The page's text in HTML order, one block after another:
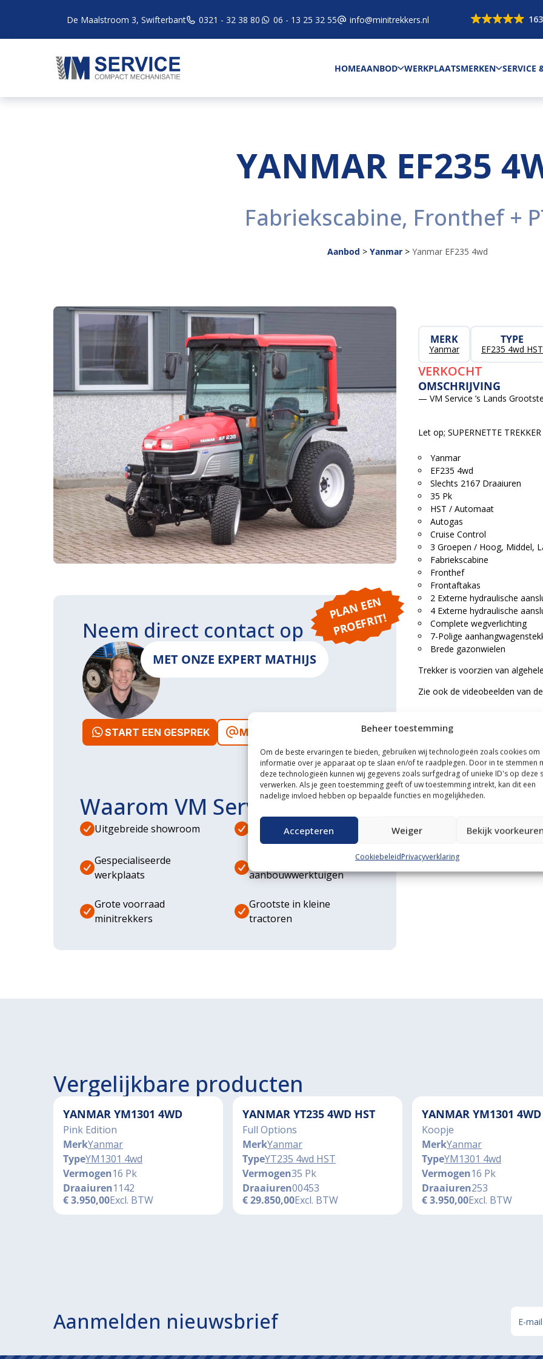
Beheer toestemming
Om de beste ervaringen te bieden, gebruiken wij technologieën zoals cookies om
informatie over je apparaat op te slaan en/of te raadplegen. Door in te stemmen
deze technologieën kunnen wij gegevens zoals surfgedrag of unieke ID's op deze
verwerken. Als je geen toestemming geeft of uw toestemming intrekt, kan dit een
nadelige invloed hebben op bepaalde functies en mogelijkheden.
Accepteren Weiger Bekijk
CookiebeleidPrivacyverklaring
De Maalstroom 3, Swifterbant 0321 - 32 38 80 06 - 13 25 32 55 info@minitrekkers.nl
HOMEAANBOD WERKPLAATSMERKEN SERVICE
YANMAR EF235
Fabriekscabine, Fronthef +
Aanbod > Yanmar> Yanmar EF235 4wd
MERK
Yanmar
TYPE
EF235 4wd HST
VERKOCHT
OMSCHRIJVING
— VM Service ’s Lands
Let op; SUPERNETTE
Yanmar
EF235 4wd
Slechts 2167 Draaiuren
35 Pk
HST / Automaat
Autogas
Cruise Control
3 Groepen / Hoog, Middel,
Fabriekscabine
Fronthef
Frontaftakas
2 Externe hydraulische
4 Externe hydraulische
Complete wegverlichting
7-Polige
Brede gazonwielen
Trekker is voorzien van
Zie ook de videobeelden van
P
L
A
N
E
E
N
P
R
O
E
F
RI
T!
Neem direct contact op
MET ONZE EXPERT MATHIJS
START EEN GESPREK MAIL ONS
Waarom VM Service
Uitgebreide showroom Eigen transportservice
Gespecialiseerde
werkplaats
aanbouwwerktuigen
Grote voorraad
minitrekkers
Grootste in kleine
tractoren
Vergelijkbare producten
YANMAR YM1301 4WD
Pink Edition
MerkYanmar
TypeYM1301 4wd
Vermogen16 Pk
Draaiuren1142
€3.950,00Excl. BTW
YANMAR YT235 4WD HST
Full Options
MerkYanmar
TypeYT235 4wd HST
Vermogen35 Pk
Draaiuren00453
€29.850,00Excl. BTW
YANMAR YM1301 4WD
Koopje
MerkYanmar
TypeYM1301 4wd
Vermogen16 Pk
Draaiuren253
€3.950,00Excl. BTW
Aanmelden nieuwsbrief